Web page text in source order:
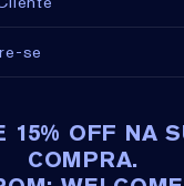
se
15% OFF NA
COMPRA.